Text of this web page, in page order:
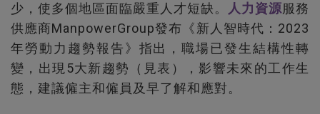
少，使多個地區面臨嚴重人才短缺。
人力資源服務
供應商ManpowerGroup發布《新人智時代：2023
年勞動力趨勢報告》指出，職場已發生結構性轉
變，出現5大新趨勢（見表），影響未來的工作生
態，建議僱主和僱員及早了解和應對。